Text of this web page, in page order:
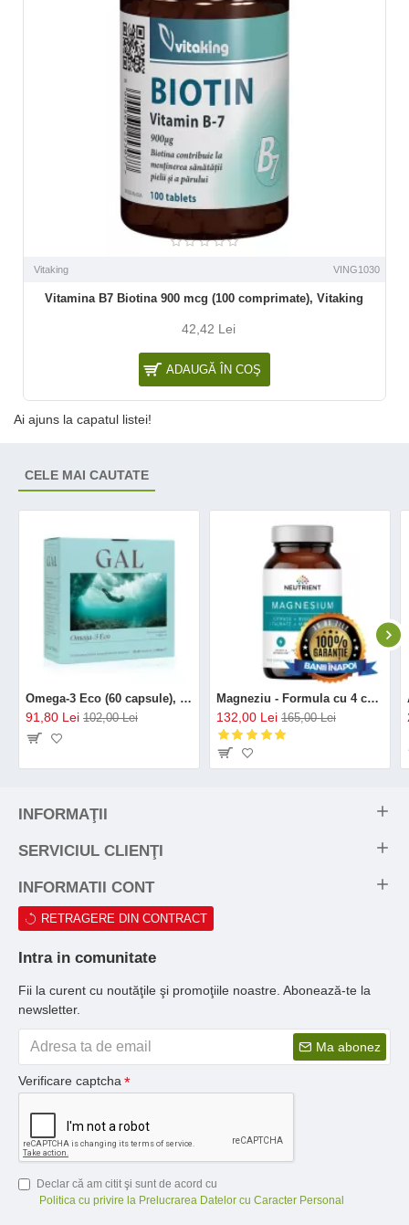
Vitaking VING1030
Vitamina B7 Biotina 900 mcg (100 comprimate), Vitaking
42,42 Lei
ADAUGĂ ÎN COŞ
Ai ajuns la capatul listei!
CELE MAI CAUTATE
Omega-3 Eco (60 capsule), GAL
91,80 Lei 102,00 Lei
Magneziu - Formula cu 4 chelați (120 capsule), Neutrient
132,00 Lei 165,00 Lei
INFORMAŢII
SERVICIUL CLIENŢI
INFORMATII CONT
RETRAGERE DIN CONTRACT
Intra in comunitate
Fii la curent cu noutăţile şi promoţiile noastre. Abonează-te la
newsletter.
Ma abonez
Verificare captcha
Declar că am citit şi sunt de acord cu
Politica cu privire la Prelucrarea Datelor cu Caracter Personal